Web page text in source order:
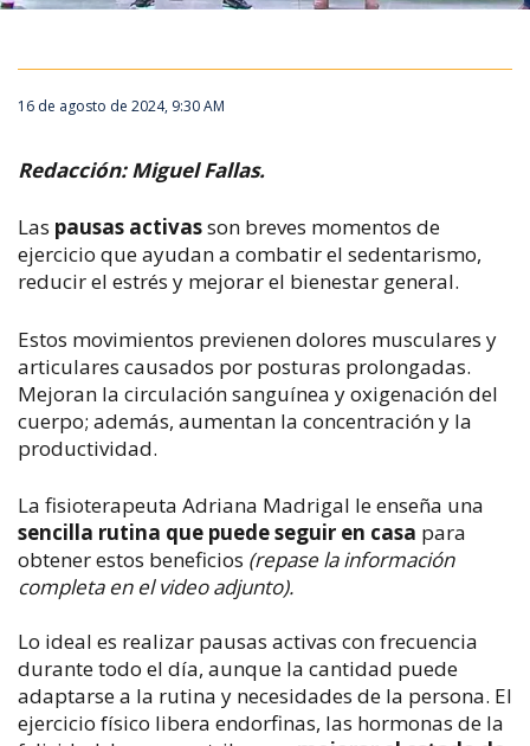
16 de agosto de 2024, 9:30 AM
Redacción: Miguel Fallas.
Las pausas activasson breves momentos de
ejercicio que ayudan a combatir el sedentarismo,
reducir el estrés y mejorar el bienestar general.
Estos movimientos previenen dolores musculares y
articulares causados por posturas prolongadas.
Mejoran la circulación sanguínea y oxigenación del
cuerpo; además, aumentan la concentración y la
productividad.
La fisioterapeuta Adriana Madrigal le enseña una
sencilla rutina que puede seguir en casa para
obtener estos beneficios (repase la información
completa en el video adjunto).
Lo ideal es realizar pausas activas con frecuencia
durante todo el día, aunque la cantidad puede
adaptarse a la rutina y necesidades de la persona. El
ejercicio físico libera endorfinas, las hormonas de la